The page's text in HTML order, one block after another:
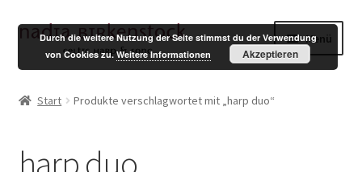
Zur
Navigation
springen
Zum
Inhalt
springen
Menü
Warenkorb
Start Produkte verschlagwortet mit „harp duo“
harp duo
Durch die weitere Nutzung der Seite stimmst du der Verwendung
von Cookies zu.Weitere Informationen Akzeptieren